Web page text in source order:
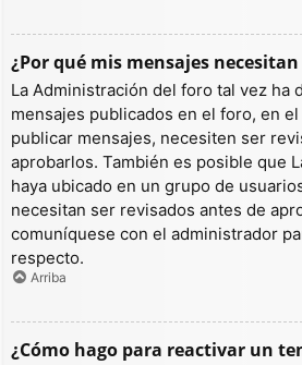
¿Por qué mis mensajes
La Administración del foro tal vez ha
mensajes publicados en el foro, en
publicar mensajes, necesiten ser
aprobarlos. También es posible que
haya ubicado en un grupo de
necesitan ser revisados antes de
comuníquese con el administrador
respecto.
Arriba
¿Cómo hago para reactivar un